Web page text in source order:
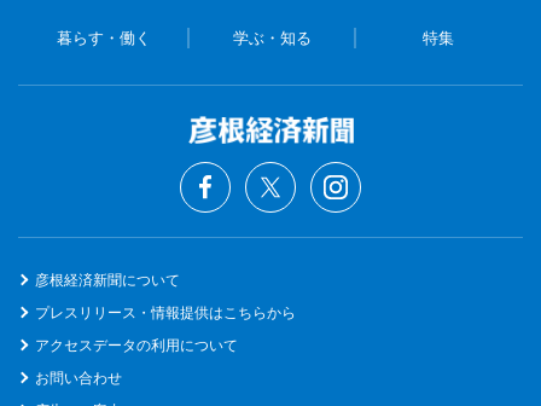
暮らす・働く 学ぶ・知る 特集
彦根経済新聞について
プレスリリース・情報提供はこちらから
アクセスデータの利用について
お問い合わせ